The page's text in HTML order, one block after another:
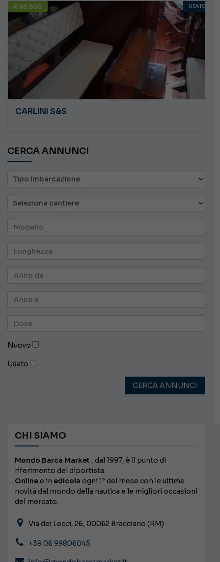
€ 58.000 USATO
CARLINI S&S
CERCA ANNUNCI
Nuovo
Usato
CERCA ANNUNCI
CHI SIAMO
Mondo Barca Market , dal 1997, è il punto di
riferimento del diportista.
Online e in edicola ogni 1° del mese con le ultime
novità dal mondo della nautica e le migliori occasioni
del mercato.
Via dei Lecci, 26, 00062 Bracciano (RM)
+39 06 99806045